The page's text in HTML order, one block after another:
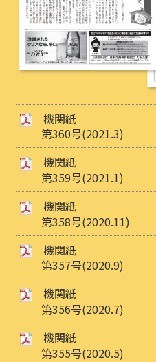
機関紙
第360号(2021.3)
機関紙
第359号(2021.1)
機関紙
第358号(2020.11)
機関紙
第357号(2020.9)
機関紙
第356号(2020.7)
機関紙
第355号(2020.5)